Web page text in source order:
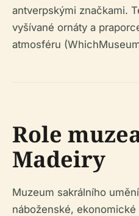
antverpskými značkami.
vyšívané ornáty a
atmosféru
Role
Madeiry
Muzeum sakrálního
náboženské,